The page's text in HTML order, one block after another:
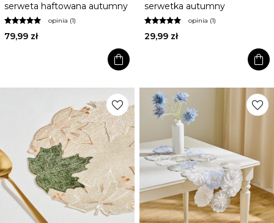
serweta haftowana autumny
opinia (1)
79,99 zł
shopping_bag
serwetka autumny
opinia (1)
29,99 zł
shopping_bag
favorite favorite